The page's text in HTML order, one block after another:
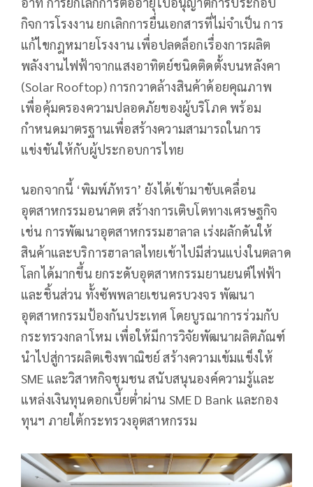
กิจการโรงงาน ยกเลิกการยื่นเอกสารที่ไม่จำเป็น การ
แก้ไขกฎหมายโรงงาน เพื่อปลดล็อกเรื่องการผลิต
พลังงานไฟฟ้าจากแสงอาทิตย์ชนิดติดตั้งบนหลังคา
(Solar Rooftop) การกวาดล้างสินค้าด้อยคุณภาพ
เพื่อคุ้มครองความปลอดภัยของผู้บริโภค พร้อม
กำหนดมาตรฐานเพื่อสร้างความสามารถในการ
แข่งขันให้กับผู้ประกอบการไทย
นอกจากนี้ ‘พิมพ์ภัทรา’ ยังได้เข้ามาขับเคลื่อน
อุตสาหกรรมอนาคต สร้างการเติบโตทางเศรษฐกิจ
เช่น การพัฒนาอุตสาหกรรมฮาลาล เร่งผลักดันให้
สินค้าและบริการฮาลาลไทยเข้าไปมีส่วนแบ่งในตลาด
โลกได้มากขึ้น ยกระดับอุตสาหกรรมยานยนต์ไฟฟ้า
และชิ้นส่วน ทั้งซัพพลายเชนครบวงจร พัฒนา
อุตสาหกรรมป้องกันประเทศ โดยบูรณาการร่วมกับ
กระทรวงกลาโหม เพื่อให้มีการวิจัยพัฒนาผลิตภัณฑ์
นำไปสู่การผลิตเชิงพาณิชย์ สร้างความเข้มแข็งให้
SME และวิสาหกิจชุมชน สนับสนุนองค์ความรู้และ
แหล่งเงินทุนดอกเบี้ยต่ำผ่าน SME D Bank และกอง
ทุนฯ ภายใต้กระทรวงอุตสาหกรรม